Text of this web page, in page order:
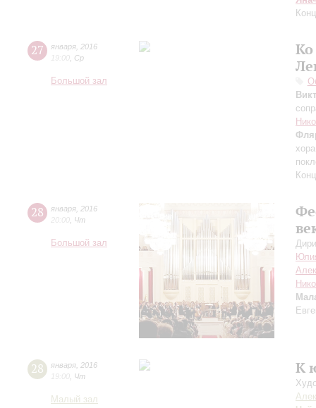
27 января 2016
19:00 Ср
Большой зал
28 января 2016
20:00 Чт
Большой зал
28 января 2016
19:00 Чт
Малый зал
К